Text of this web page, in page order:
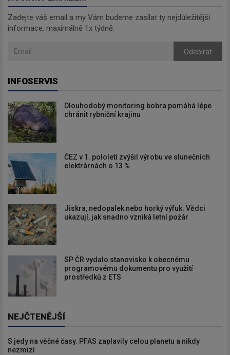
Zadejte váš email a my Vám budeme zasílat ty nejdůležitější
informace, maximálně 1x týdně.
Odebírat
INFOSERVIS
Dlouhodobý monitoring bobra pomáhá lépe
chránit rybniční krajinu
ČEZ v 1. pololetí zvýšil výrobu ve slunečních
elektrárnách o 13 %
Jiskra, nedopalek nebo horký výfuk. Vědci
ukazují, jak snadno vzniká letní požár
SP ČR vydalo stanovisko k obecnému
programovému dokumentu pro využití
prostředků z ETS
NEJČTENĚJŠÍ
S jedy na věčné časy. PFAS zaplavily celou planetu a nikdy
nezmizí